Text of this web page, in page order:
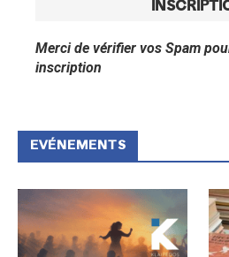
Merci de vérifier vos Spam
inscription
EVÉNEMENTS